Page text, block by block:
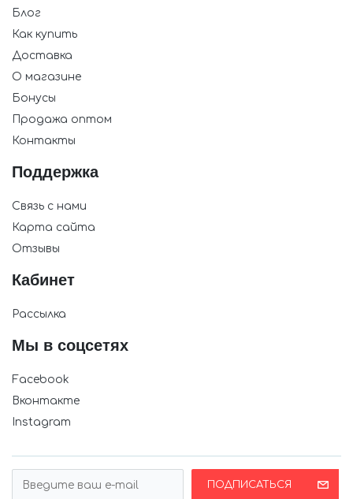
Блог
Как купить
Доставка
О магазине
Бонусы
Продажа оптом
Контакты
Поддержка
Связь с нами
Карта сайта
Отзывы
Кабинет
Рассылка
Мы в соцсетях
Facebook
Вконтакте
Instagram
ПОДПИСАТЬСЯ